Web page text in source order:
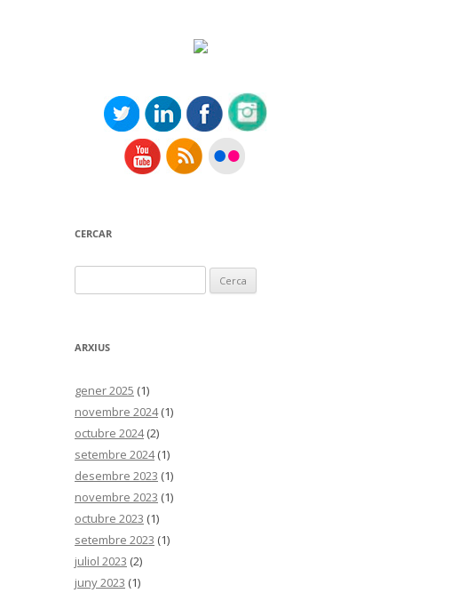
CERCAR
ARXIUS
gener 2025 (1)
novembre 2024(1)
octubre 2024(2)
setembre 2024(1)
desembre 2023 (1)
novembre 2023 (1)
octubre 2023 (1)
setembre 2023 (1)
juliol 2023 (2)
juny 2023 (1)